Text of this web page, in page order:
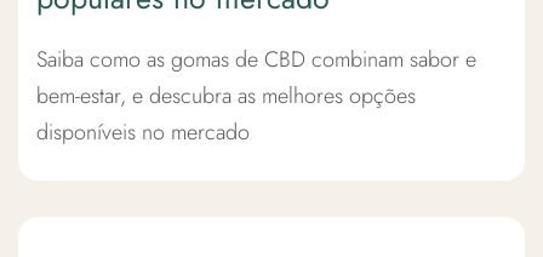
Saiba como as gomas de CBD combinam sabor e
bem-estar, e descubra as melhores opções
disponíveis no mercado